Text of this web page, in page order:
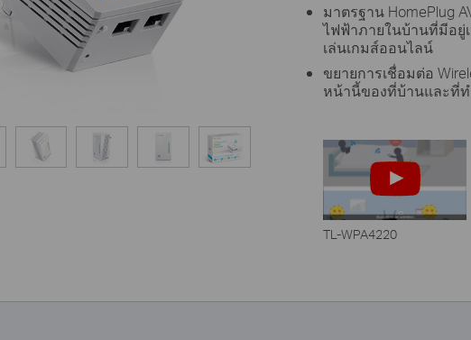
มาตรฐาน HomePlug
ไฟฟ้าภายในบ้านที่มีอยู่
เล่นเกมส์ออนไลน์
ขยายการเชื่อมต่อ
หน้านี้ของที่บ้านและที่
TL-WPA4220